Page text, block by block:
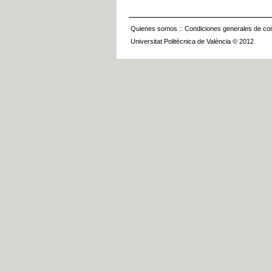
Quienes somos :: Condiciones generales de
Universitat Politècnica de València © 2012